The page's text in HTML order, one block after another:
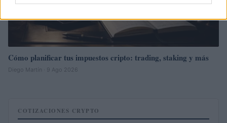
Cómo planificar tus impuestos cripto: trading, staking y más
Diego Martín · 9 Ago 2026
COTIZACIONES CRYPTO